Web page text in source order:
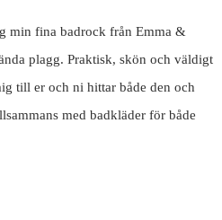
min fina badrock från Emma &
plagg. Praktisk, skön och väldigt
till er och ni hittar både den och
med badkläder för både